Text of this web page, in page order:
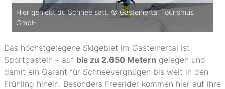
Hier genießt du Schnee satt. © Gasteinertal Tourismus
GmbH
Das höchstgelegene Skigebiet im Gasteinertal ist
Sportgastein – auf bis zu 2.650 Metern gelegen und
damit ein Garant für Schneevergnügen bis weit in den
Frühling hinein. Besonders Freerider kommen hier auf ihre